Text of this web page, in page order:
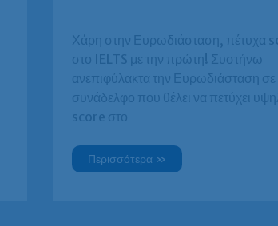
Χάρη στην Ευρωδιάσταση, πέτυχα
στο IELTS με την πρώτη! Συστήνω
ανεπιφύλακτα την Ευρωδιάσταση σε
συνάδελφο που θέλει να πετύχει
score στο
Εύα-
Έλλη
Περισσότερα »